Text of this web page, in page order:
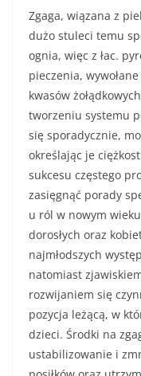
Zgaga, wiązana z
dużo stuleci temu
ognia, więc z łac.
pieczenia,
kwasów
tworzeniu systemu
się sporadycznie,
określając je
sukcesu częstego
zasięgnąć porady
u ról w nowym
dorosłych oraz
najmłodszych
natomiast
rozwijaniem się
pozycja leżącą, w
dzieci. Środki na
ustabilizowanie i